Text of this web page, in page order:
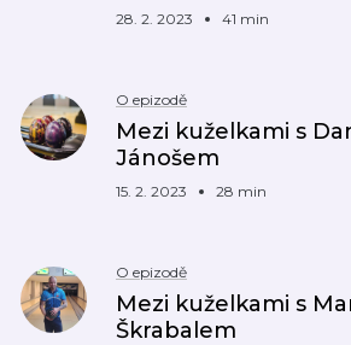
28. 2. 2023 41 min
O epizodě
Mezi kuželkami s
Jánošem
15. 2. 2023 28 min
O epizodě
Mezi kuželkami s
Škrabalem